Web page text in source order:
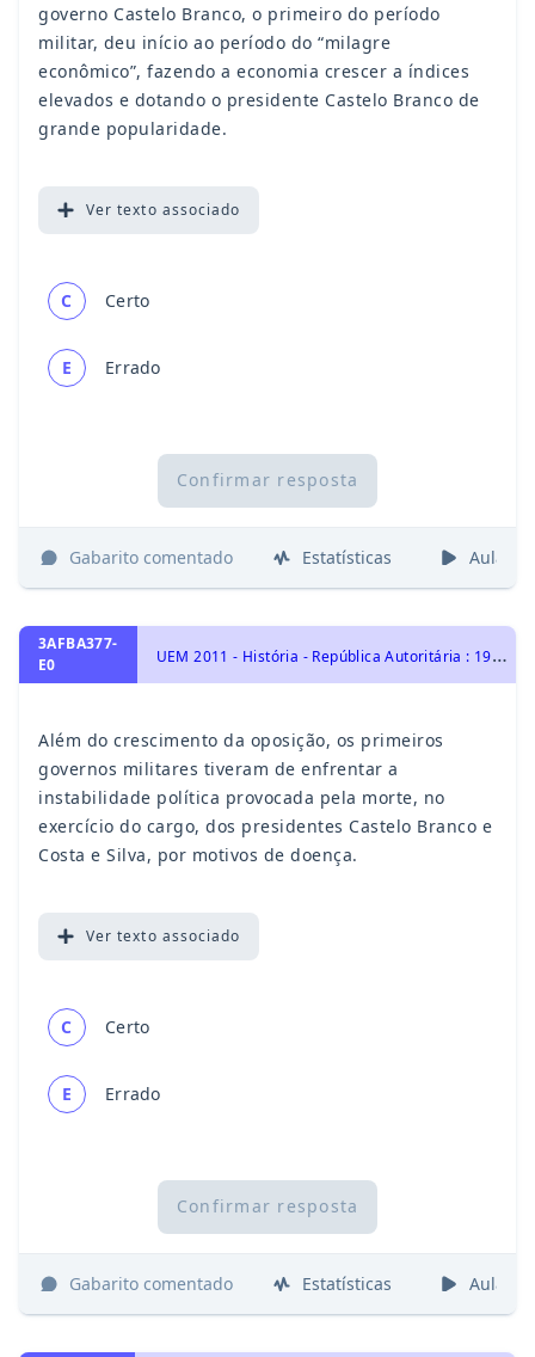
governo Castelo Branco, o primeiro do período
militar, deu início ao período do “milagre
econômico”, fazendo a economia crescer a índices
elevados e dotando o presidente Castelo Branco de
grande popularidade.
Ver texto associado
C Certo
E Errado
Confirmar resposta
Gabarito comentado Estatísticas Aulas
3AFBA377-
E0
U
EM 2011 - História - República Autoritária : 1964- 1984, História do Brasil
Além do crescimento da oposição, os primeiros
governos militares tiveram de enfrentar a
instabilidade política provocada pela morte, no
exercício do cargo, dos presidentes Castelo Branco e
Costa e Silva, por motivos de doença.
Ver texto associado
C Certo
E Errado
Confirmar resposta
Gabarito comentado Estatísticas Aulas